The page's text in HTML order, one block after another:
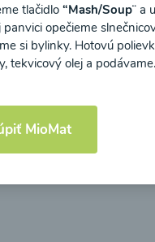
Zobraziť
tlačidlo “Mash/Soup¨a
panvici opečieme
si bylinky. Hotovú
tekvicový olej a
MioMat